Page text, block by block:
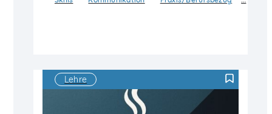
Lehre
F